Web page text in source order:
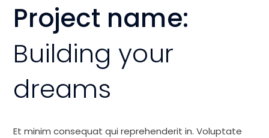
Project name:
Building your
dreams
Et minim consequat qui reprehenderit in. Voluptate